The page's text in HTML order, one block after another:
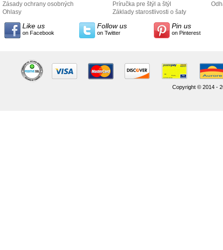
Zásady ochrany osobných
údajov
Ohlasy
Príručka pre štýl a štýl
Základy starostlivosti o šaty
Like us
on Facebook
Follow us
on Twitter
Pin us
on Pinterest
Copyright © 2014 -